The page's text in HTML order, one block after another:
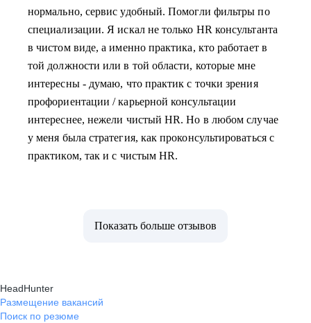
нормально, сервис удобный. Помогли фильтры по
специализации. Я искал не только HR консультанта
в чистом виде, а именно практика, кто работает в
той должности или в той области, которые мне
интересны - думаю, что практик с точки зрения
профориентации / карьерной консультации
интереснее, нежели чистый HR. Но в любом случае
у меня была стратегия, как проконсультироваться с
практиком, так и с чистым HR.
Показать больше отзывов
HeadHunter
Размещение вакансий
Поиск по резюме